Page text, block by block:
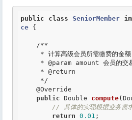
public class SeniorMember
ce {
/**
     *
@param amount 会员的交
     *
@return
     */
@Override
public Double compute
// 具体的实现根据业务需
return 0.01 ;